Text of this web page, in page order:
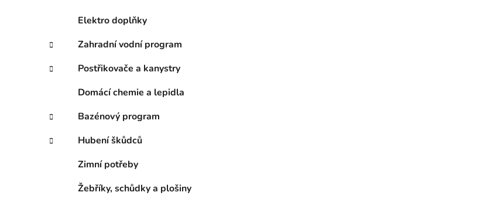
Elektro doplňky
Zahradní vodní program
Postřikovače a kanystry
Domácí chemie a lepidla
Bazénový program
Hubení škůdců
Zimní potřeby
Žebříky, schůdky a plošiny